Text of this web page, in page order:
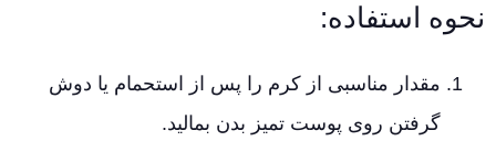
نحوه استفاده:
مقدار مناسبی از کرم را پس از استحمام یا دوش
گرفتن روی پوست تمیز بدن بمالید.